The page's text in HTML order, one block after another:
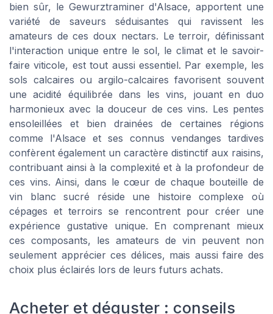
bien sûr, le Gewurztraminer d'Alsace, apportent une
variété de saveurs séduisantes qui ravissent les
amateurs de ces doux nectars. Le terroir, définissant
l'interaction unique entre le sol, le climat et le savoir-
faire viticole, est tout aussi essentiel. Par exemple, les
sols calcaires ou argilo-calcaires favorisent souvent
une acidité équilibrée dans les vins, jouant en duo
harmonieux avec la douceur de ces vins. Les pentes
ensoleillées et bien drainées de certaines régions
comme l'Alsace et ses connus vendanges tardives
confèrent également un caractère distinctif aux raisins,
contribuant ainsi à la complexité et à la profondeur de
ces vins. Ainsi, dans le cœur de chaque bouteille de
vin blanc sucré réside une histoire complexe où
cépages et terroirs se rencontrent pour créer une
expérience gustative unique. En comprenant mieux
ces composants, les amateurs de vin peuvent non
seulement apprécier ces délices, mais aussi faire des
choix plus éclairés lors de leurs futurs achats.
Acheter et déguster : conseils